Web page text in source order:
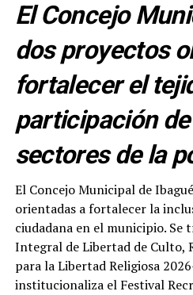
El Concejo
dos proyectos
fortalecer el
participación
sectores de la
El Concejo Municipal de
orientadas a fortalecer la
ciudadana en el municipio.
Integral de Libertad de Culto,
para la Libertad Religiosa
institucionaliza el Festival